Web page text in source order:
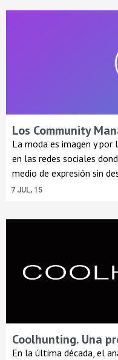
Los Community
7 JUL, 15
La moda es imagen y
en las redes sociales
medio de expresión sin
Coolhunting. Una
En la última década, el